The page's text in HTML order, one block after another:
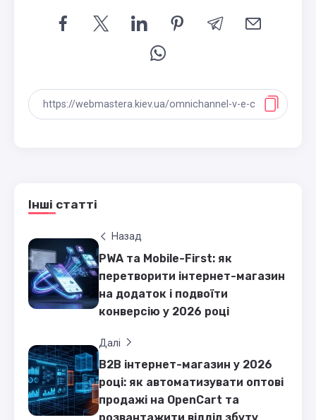
Інші статті
Назад
PWA та Mobile-First: як
перетворити інтернет-магазин
на додаток і подвоїти
конверсію у 2026 році
Далі
B2B інтернет-магазин у 2026
році: як автоматизувати оптові
продажі на OpenCart та